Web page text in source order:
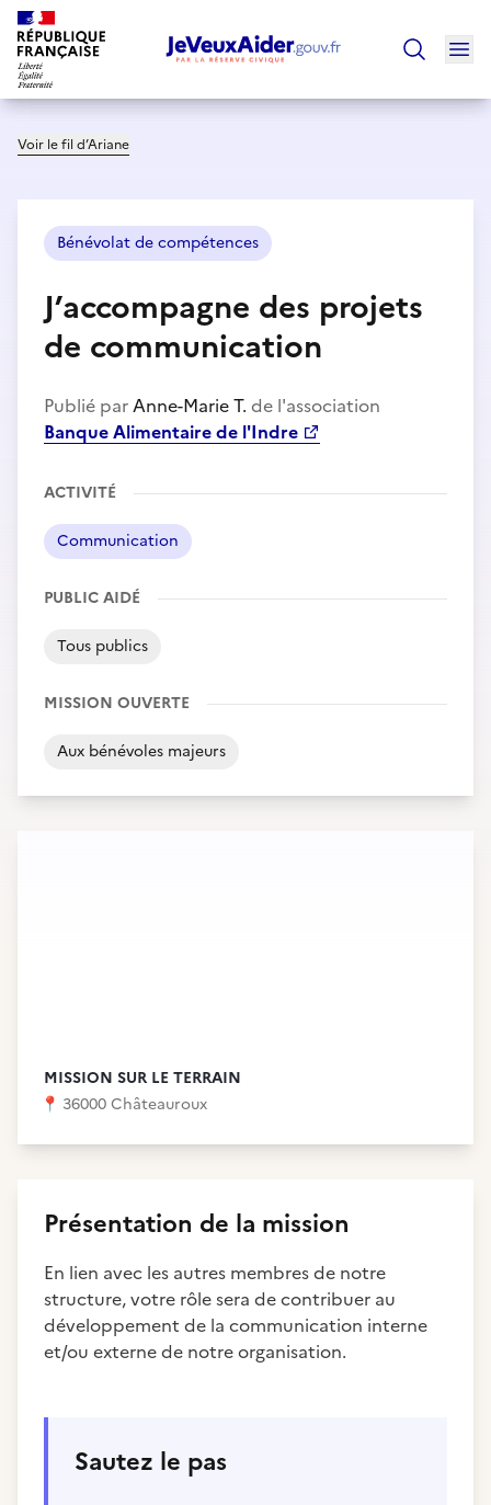
Voir le fil d’Ariane
Bénévolat de compétences
J’accompagne des projets
de communication
Publié parAnne-Marie T. de l'association
Banque Alimentaire de l'Indre
ACTIVITÉ
Communication
PUBLIC AIDÉ
Tous publics
MISSION OUVERTE
Aux bénévoles majeurs
MISSION SUR LE TERRAIN
📍 36000 Châteauroux
Présentation de la mission
En lien avec les autres membres de notre
structure, votre rôle sera de contribuer au
développement de la communication interne
et/ou externe de notre organisation.
Sautez le pas